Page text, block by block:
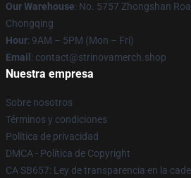
Our Warehouse: No. 5757 Zhongshan
Chongqing
Hour: 9AM – 5PM (Mon – Fri)
Email : contact@strinovamerch.shop
Nuestra empresa
Sobre nosotros
Términos y condiciones
Política de privacidad
DMCA - Política de Copyright
CA SB657: Ley de transparencia en la